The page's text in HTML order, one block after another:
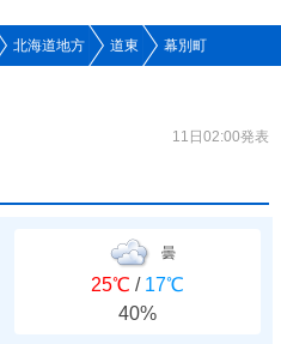
北海道地方 道東 幕別町
11日02:00発表
曇
25℃ / 17℃
40%